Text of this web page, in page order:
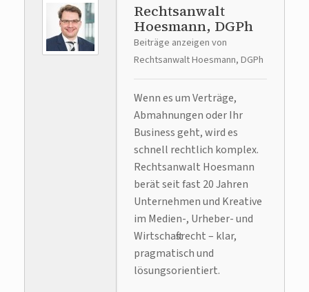
Rechtsanwalt
Hoesmann, DGPh
Beiträge anzeigen von
Rechtsanwalt Hoesmann, DGPh
Wenn es um Verträge,
Abmahnungen oder Ihr
Business geht, wird es
schnell rechtlich komplex.
Rechtsanwalt Hoesmann
berät seit fast 20 Jahren
Unternehmen und Kreative
im Medien-, Urheber- und
Wirtschaftsrecht – klar,
pragmatisch und
lösungsorientiert.